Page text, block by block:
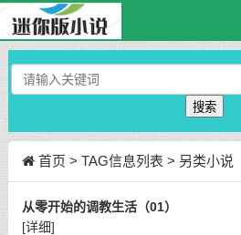
搜索
首页 > TAG信息列表 > 另类小说
从零开始的调教生活（01）
[详细]